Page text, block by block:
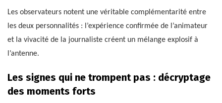
Les observateurs notent une véritable complémentarité entre
les deux personnalités : l’expérience confirmée de l’animateur
et la vivacité de la journaliste créent un mélange explosif à
l’antenne.
Les signes qui ne trompent pas : décryptage
des moments forts